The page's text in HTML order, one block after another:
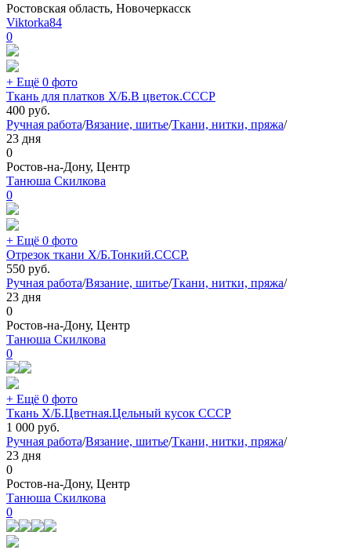
Ростовская область, Новочеркасск
Viktorka84
0
+ Ещё 0 фото
Ткань для платков Х/Б.В цветок.СССР
400 руб.
Ручная работа/Вязание, шитье/Ткани, нитки, пряжа/
23 дня
0
Ростов-на-Дону, Центр
Танюша Скилкова
0
+ Ещё 0 фото
Отрезок ткани Х/Б.Тонкий.СССР.
550 руб.
Ручная работа/Вязание, шитье/Ткани, нитки, пряжа/
23 дня
0
Ростов-на-Дону, Центр
Танюша Скилкова
0
+ Ещё 0 фото
Ткань Х/Б.Цветная.Цельный кусок СССР
1 000 руб.
Ручная работа/Вязание, шитье/Ткани, нитки, пряжа/
23 дня
0
Ростов-на-Дону, Центр
Танюша Скилкова
0